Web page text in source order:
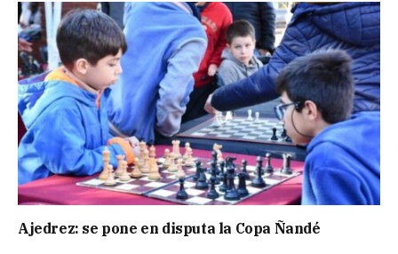
Ajedrez: se pone en disputa la Copa Ñandé